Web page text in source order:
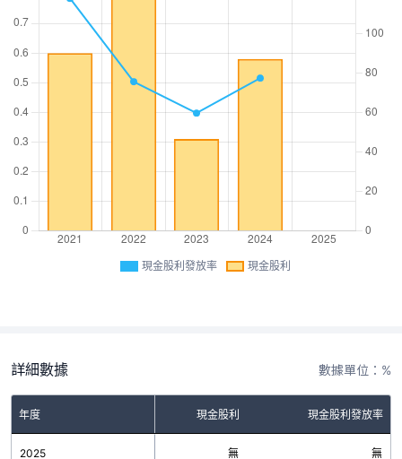
現金股利發放率 現金股利
詳細數據 數據單位：%
年度 現金股利 現金股利發放率
2025 無 無